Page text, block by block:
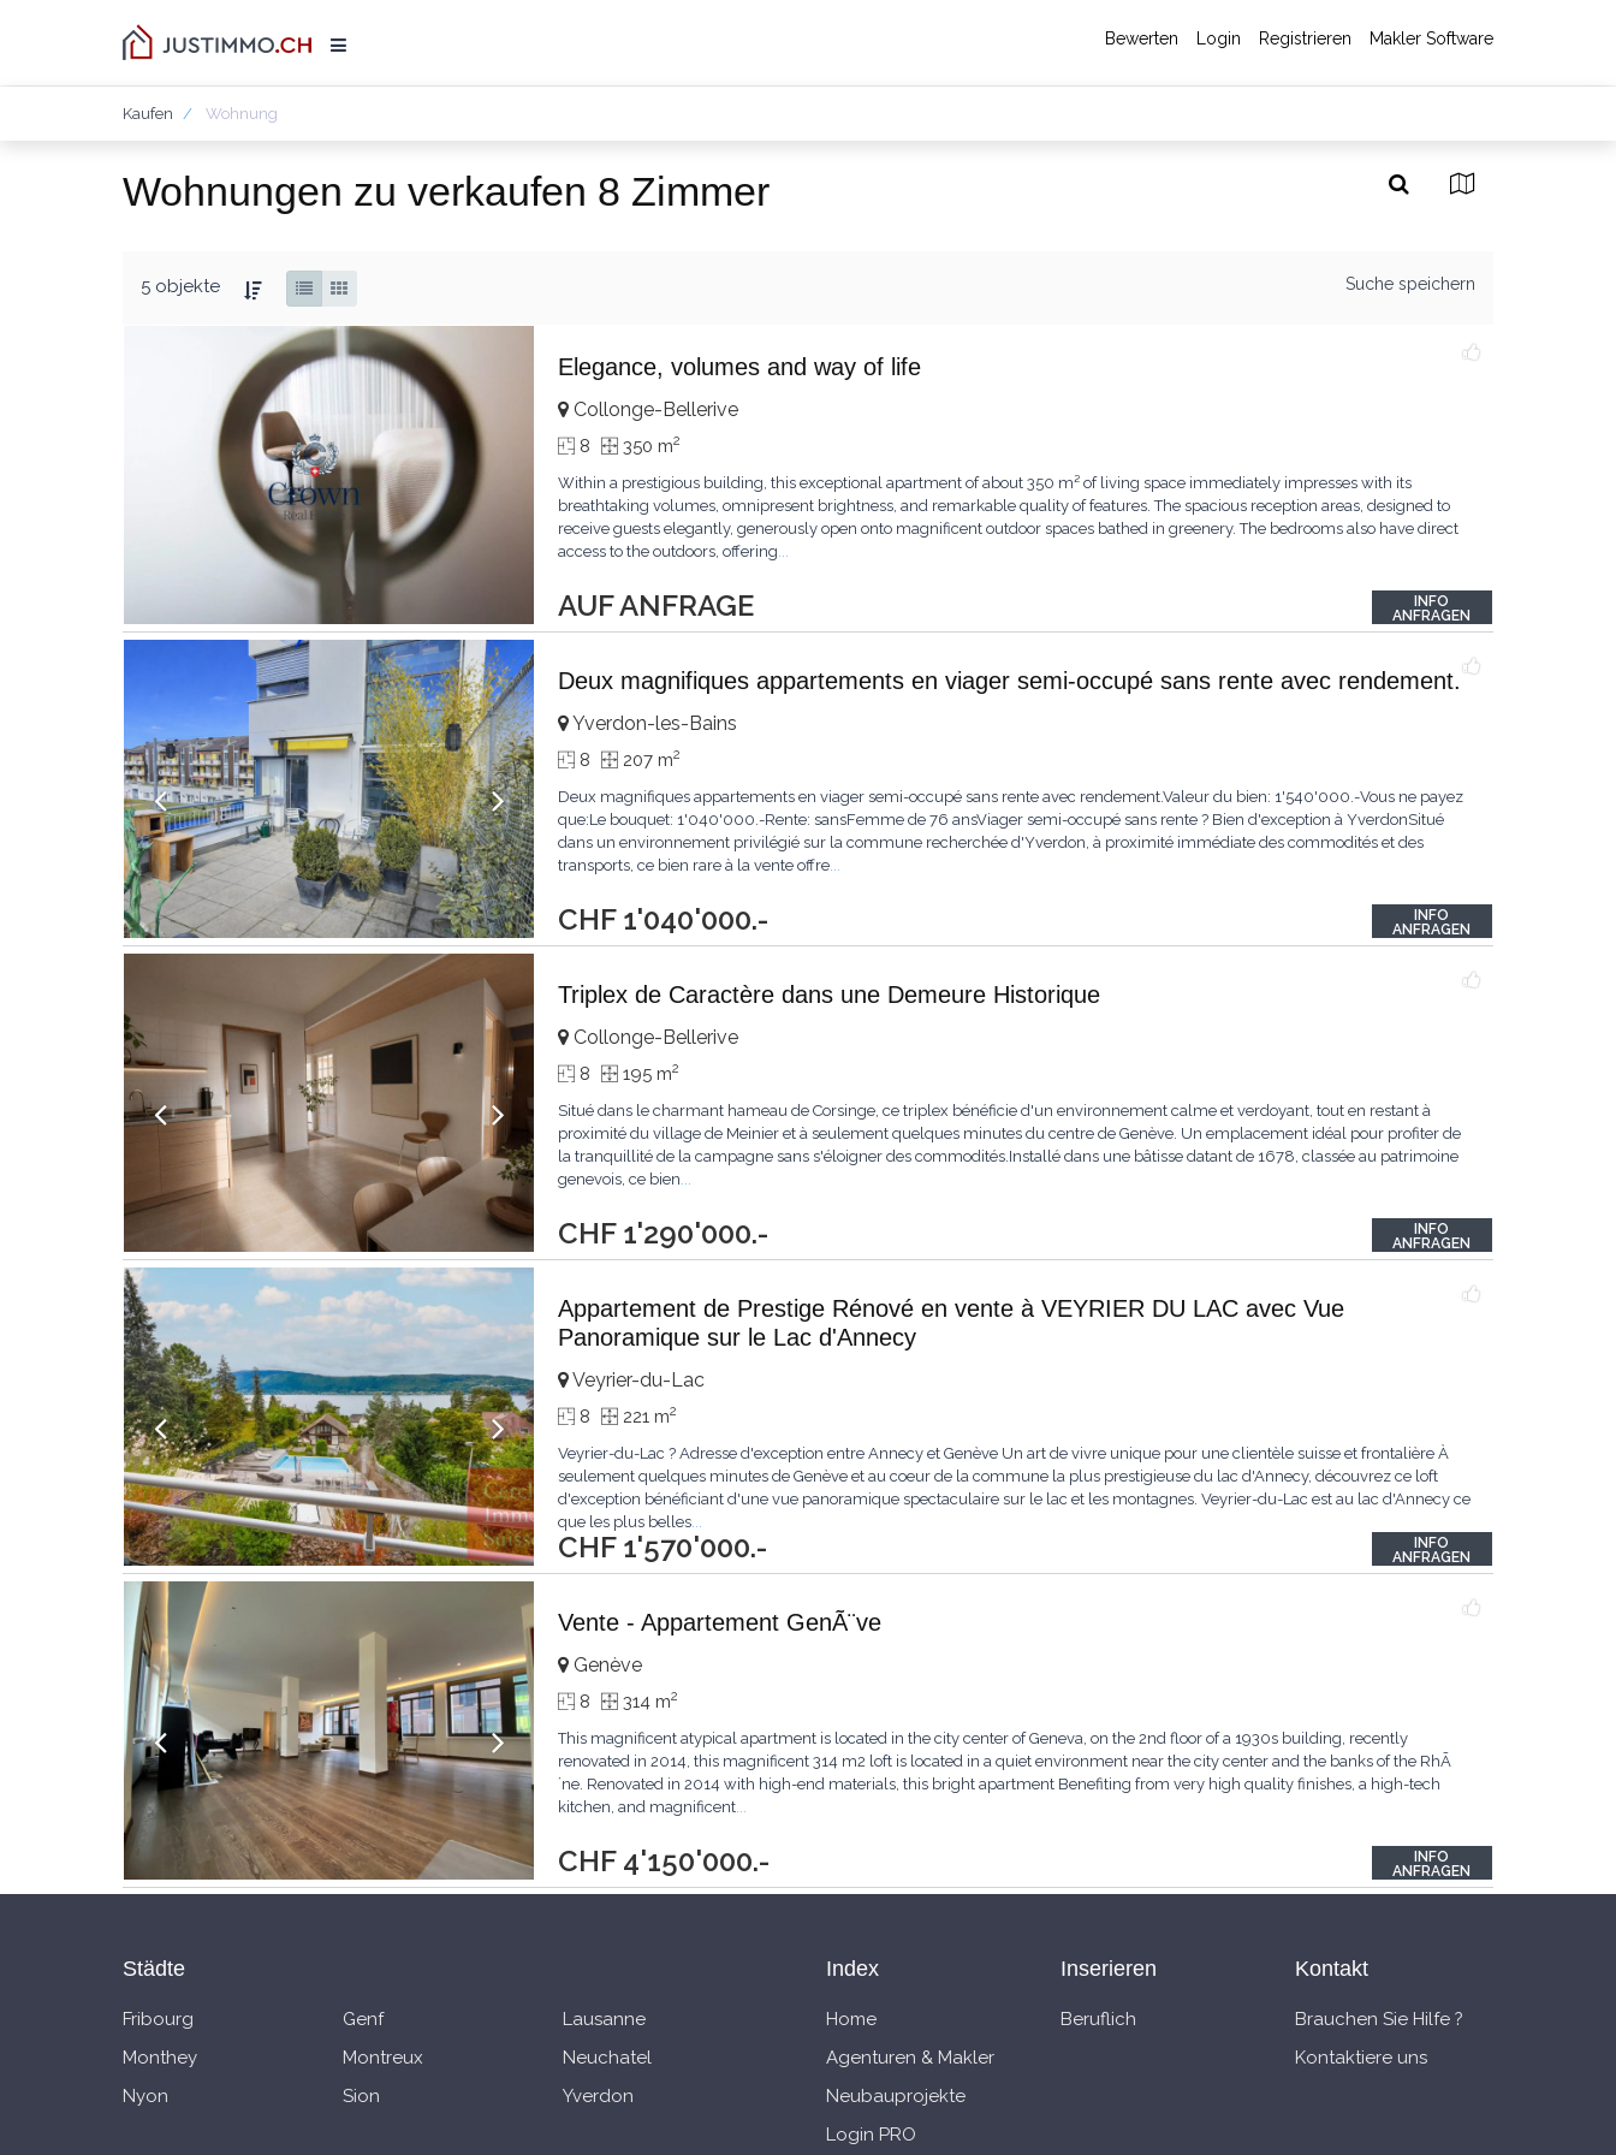
Bewerten Login Registrieren Makler Software
Kaufen Wohnung
Wohnungen zu verkaufen 8 Zimmer
5 objekte Suche speichern
Elegance, volumes and way of life
AUF ANFRAGE
Collonge-Bellerive
8 350 m2
Within a prestigious building, this exceptional apartment of about 350 m² of living space immediately impresses with its
breathtaking volumes, omnipresent brightness, and remarkable quality of features. The spacious reception areas, designed to
receive guests elegantly, generously open onto magnificent outdoor spaces bathed in greenery. The bedrooms also have direct
access to the outdoors, offering...
INFO
ANFRAGEN
Deux magnifiques appartements en viager semi-occupé sans rente avec rendement.
CHF 1'040'000.-
Yverdon-les-Bains
8 207 m2
Deux magnifiques appartements en viager semi-occupé sans rente avec rendement.Valeur du bien: 1'540'000.-Vous ne payez
que:Le bouquet: 1'040'000.-Rente: sansFemme de 76 ansViager semi-occupé sans rente ? Bien d'exception à YverdonSitué
dans un environnement privilégié sur la commune recherchée d'Yverdon, à proximité immédiate des commodités et des
transports, ce bien rare à la vente offre...
INFO
ANFRAGEN
Triplex de Caractère dans une Demeure Historique
CHF 1'290'000.-
Collonge-Bellerive
8 195 m2
Situé dans le charmant hameau de Corsinge, ce triplex bénéficie d'un environnement calme et verdoyant, tout en restant à
proximité du village de Meinier et à seulement quelques minutes du centre de Genève. Un emplacement idéal pour profiter de
la tranquillité de la campagne sans s'éloigner des commodités.Installé dans une bâtisse datant de 1678, classée au patrimoine
genevois, ce bien...
INFO
ANFRAGEN
Appartement de Prestige Rénové en vente à VEYRIER DU LAC avec Vue
Panoramique sur le Lac d'Annecy
CHF 1'570'000.-
Veyrier-du-Lac
8 221 m2
Veyrier-du-Lac ? Adresse d'exception entre Annecy et Genève Un art de vivre unique pour une clientèle suisse et frontalière À
seulement quelques minutes de Genève et au coeur de la commune la plus prestigieuse du lac d'Annecy, découvrez ce loft
d'exception bénéficiant d'une vue panoramique spectaculaire sur le lac et les montagnes. Veyrier-du-Lac est au lac d'Annecy ce
que les plus belles...
INFO
ANFRAGEN
Vente - Appartement GenÃ¨ve
CHF 4'150'000.-
Genève
8 314 m2
This magnificent atypical apartment is located in the city center of Geneva, on the 2nd floor of a 1930s building, recently
renovated in 2014, this magnificent 314 m2 loft is located in a quiet environment near the city center and the banks of the RhÃ
´ne. Renovated in 2014 with high-end materials, this bright apartment Benefiting from very high quality finishes, a high-tech
kitchen, and magnificent...
INFO
ANFRAGEN
Städte
Fribourg Genf
Lausanne
Monthey
Montreux
Neuchatel
Nyon
Sion Yverdon
Index
Home
Agenturen & Makler
Neubauprojekte
Login PRO
Inserieren
Beruflich
Kontakt
Brauchen Sie Hilfe ?
Kontaktiere uns